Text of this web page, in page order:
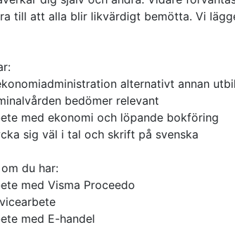
till att alla blir likvärdigt bemötta. Vi
alternativt annan
bedömer relevant
med ekonomi och löpande bokföring
sig väl i tal och skrift på svenska
du har:
med Visma Proceedo
med E-handel